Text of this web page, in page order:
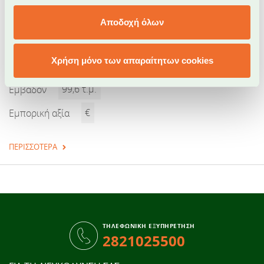
Αποδοχή όλων
Χρήση μόνο των απαραίτητων cookies
Μπαλί Ι Μεζονέτα 2
Κωδικός: 2001
Εμβαδόν
99,6 τ.μ.
Εμπορική αξία
€
ΠΕΡΙΣΣΟΤΕΡΑ
ΤΗΛΕΦΩΝΙΚΗ ΕΞΥΠΗΡΕΤΗΣΗ
2821025500